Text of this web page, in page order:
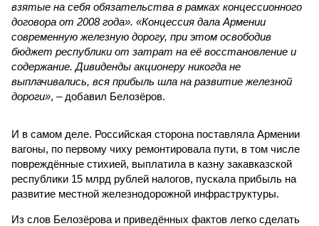
взятые на себя обязательства в рамках концессионного
договора от 2008 года». «Концессия дала Армении
современную железную дорогу, при этом освободив
бюджет республики от затрат на её восстановление и
содержание. Дивиденды акционеру никогда не
выплачивались, вся прибыль шла на развитие железной
дороги», – добавил Белозёров.
И в самом деле. Российская сторона поставляла Армении
вагоны, по первому чиху ремонтировала пути, в том числе
повреждённые стихией, выплатила в казну закавказской
республики 15 млрд рублей налогов, пускала прибыль на
развитие местной железнодорожной инфраструктуры.
Из слов Белозёрова и приведённых фактов легко сделать